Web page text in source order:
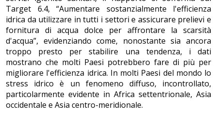
Target 6.4, “Aumentare sostanzialmente l'efficienza
idrica da utilizzare in tutti i settori e assicurare prelievi e
fornitura di acqua dolce per affrontare la scarsità
d'acqua”, evidenziando come, nonostante sia ancora
troppo presto per stabilire una tendenza, i dati
mostrano che molti Paesi potrebbero fare di più per
migliorare l'efficienza idrica. In molti Paesi del mondo lo
stress idrico è un fenomeno diffuso, incontrollato,
particolarmente evidente in Africa settentrionale, Asia
occidentale e Asia centro-meridionale.